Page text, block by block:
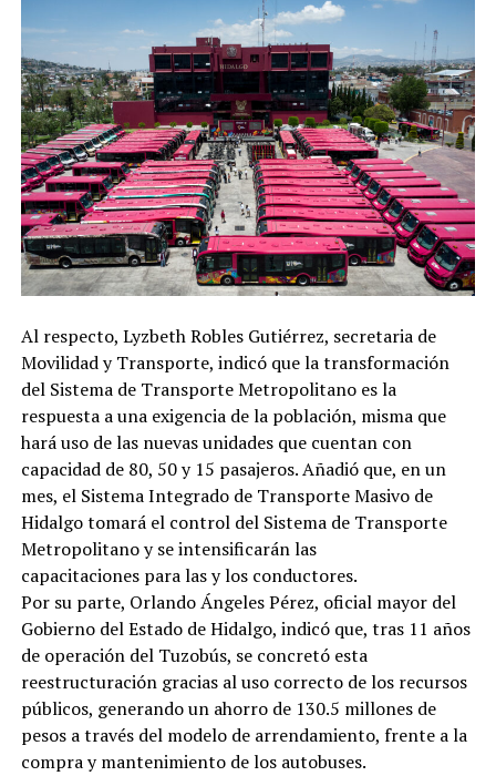
Al respecto, Lyzbeth Robles Gutiérrez, secretaria de
Movilidad y Transporte, indicó que la transformación
del Sistema de Transporte Metropolitano es la
respuesta a una exigencia de la población, misma que
hará uso de las nuevas unidades que cuentan con
capacidad de 80, 50 y 15 pasajeros. Añadió que, en un
mes, el Sistema Integrado de Transporte Masivo de
Hidalgo tomará el control del Sistema de Transporte
Metropolitano y se intensificarán las
capacitaciones para las y los conductores.
Por su parte, Orlando Ángeles Pérez, oficial mayor del
Gobierno del Estado de Hidalgo, indicó que, tras 11 años
de operación del Tuzobús, se concretó esta
reestructuración gracias al uso correcto de los recursos
públicos, generando un ahorro de 130.5 millones de
pesos a través del modelo de arrendamiento, frente a la
compra y mantenimiento de los autobuses.